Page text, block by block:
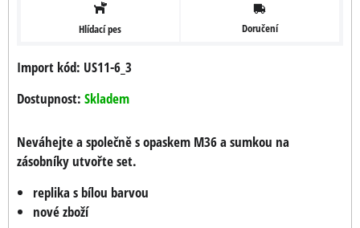
Hlídací pes Doručení
Import kód: US11-6_3
Dostupnost: Skladem
Neváhejte a společně s opaskem M36 a sumkou na
zásobníky utvořte set.
replika s bílou barvou
nové zboží